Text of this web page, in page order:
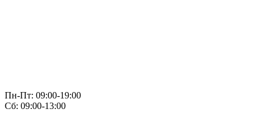
Пн-Пт: 09:00-19:00
Сб: 09:00-13:00